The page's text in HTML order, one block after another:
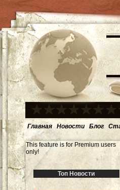
Главная Новости Блог
This feature is for Premium users
only!
Топ Новости